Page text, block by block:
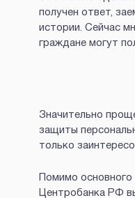
получен ответ,
истории. Сейчас
граждане могут
Значительно
защиты
только
Помимо
Центробанка РФ